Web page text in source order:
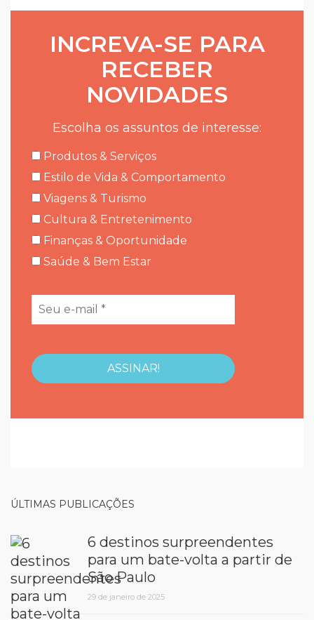
INCREVA-SE PARA
RECEBER
NOVIDADES
Escolha os assuntos de interesse:
Produtos & Serviços
Estilo de Vida & Comportamento
Viagens & Turismo
Cultura & Entretenimento
Finanças & Oportunidade
Saúde & Bem Estar
ÚLTIMAS PUBLICAÇÕES
6 destinos surpreendentes
para um bate-volta a partir de
São Paulo
29 de janeiro de 2025